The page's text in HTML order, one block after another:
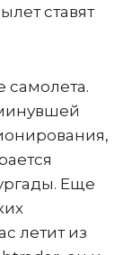
ставят
самолета.
Еще
летит из